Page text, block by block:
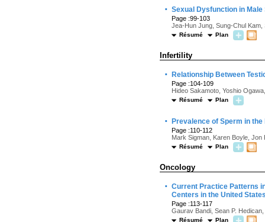
· Sexual Dysfunction in
Page :99-103
Jea-Hun Jung, Sung-Chul
Résumé Plan
Infertility
· Relationship Between
Page :104-109
Hideo Sakamoto, Yoshio
Résumé Plan
· Prevalence of Sperm in
Page :110-112
Mark Sigman, Karen Boyle, Jon
Résumé Plan
Oncology
· Current Practice Patterns
Centers in the United
Page :113-117
Gaurav Bandi, Sean P.
Résumé Plan